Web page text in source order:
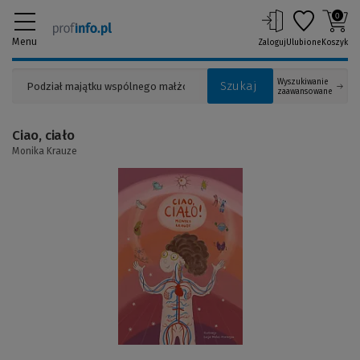
Menu
Szukaj
Wyszukiwanie
zaawansowane
ZalogujUlubione
0
Koszyk
strony)
Ciao, ciało
Monika Krauze